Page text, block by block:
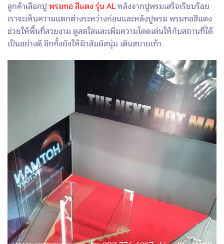
ลูกค้าเลือกปูพรมทอ สีแดง รุ่น ALหลังจากปูพรมเสร็จเรียบร้อย
เราจะเห็นความแตกต่างระหว่างก่อนและหลังปูพรม พรมทอสีแดง
ช่วยให้พื้นที่สวยงาม ดูสดใสและเพิ่มความโดดเด่นให้กับสถานที่ได้
เป็นอย่างดี อีกทั้งยังให้ผิวสัมผัสนุ่ม เดินสบายเท้า